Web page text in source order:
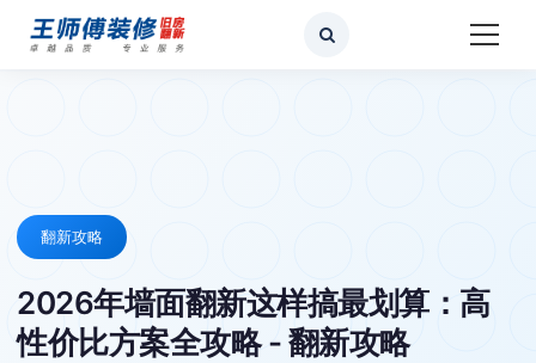
翻新攻略
2026年墙面翻新这样搞最划算：高
性价比方案全攻略 - 翻新攻略